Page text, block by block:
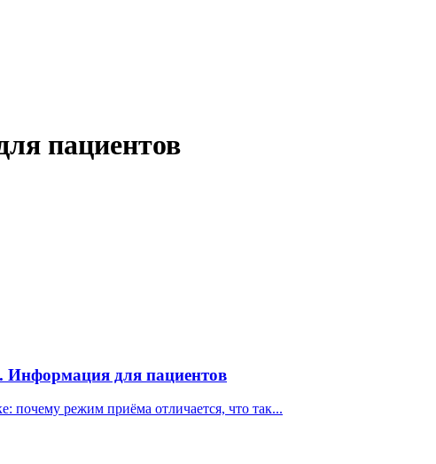
пациентов
Информация для пациентов
почему режим приёма отличается, что так...